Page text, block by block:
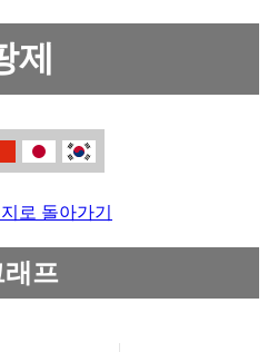
제
로 돌아가기
래프